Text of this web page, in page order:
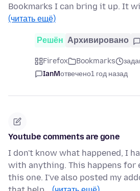
Bookmarks I can bring it up. It
(читать ещё)
Решён Архивировано
Firefox Bookmarks
IanMотвечено1 год назад
Youtube comments are gone
I don't know what happened, I
with anything. This happens for
this one. I've also posted my